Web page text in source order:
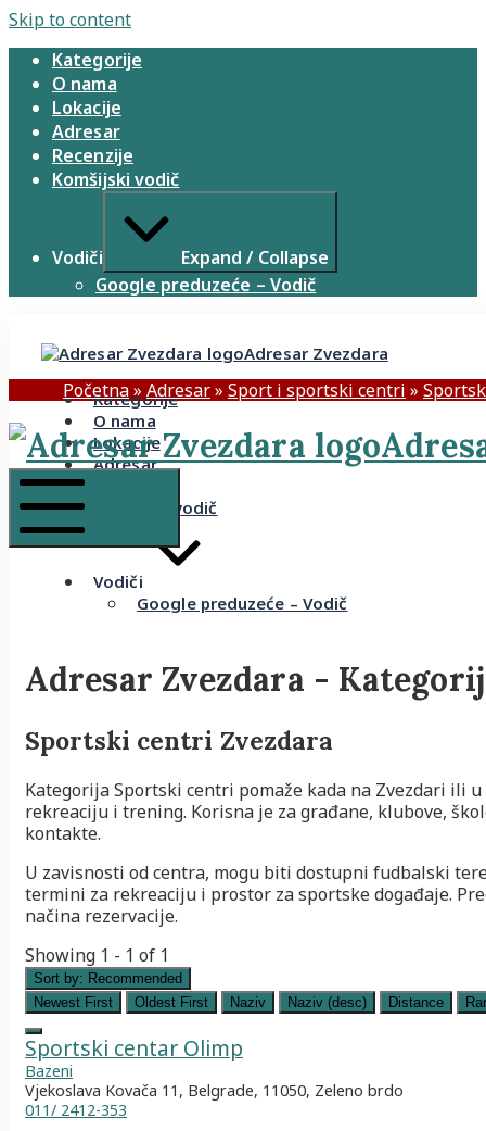
Skip to content
Kategorije
O nama
Lokacije
Adresar
Recenzije
Komšijski vodič
Vodiči
Expand / Collapse
Google preduzeće – Vodič
Adresar Zvezdara
Kategorije
O nama
Lokacije
Adresar
Komšijski vodič
Vodiči
Google preduzeće – Vodič
Početna» Adresar» Sport i sportski centri »
Adresar Zvezdara -
Sportski centri Zvezdara
Kategorija Sportski centri pomaže kada na Zvezdari ili
rekreaciju i trening. Korisna je za građane, klubove,
kontakte.
U zavisnosti od centra, mogu biti dostupni fudbalski
termini za rekreaciju i prostor za sportske događaje.
načina rezervacije.
Showing 1 - 1 of 1
Sort by: Recommended
Newest First
Oldest First Naziv Naziv (desc) Distance
Sportski centar Olimp
Bazeni
Vjekoslava Kovača 11, Belgrade, 11050, Zeleno brdo
011/ 2412-353